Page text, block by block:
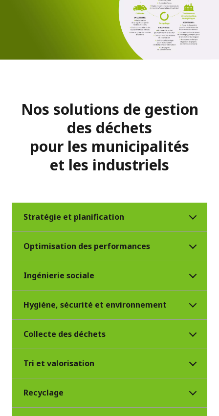
Le schéma complet
déchets :
PDF
Brochure - Gestion des
déchets (244.6 Ko)
Nos solutions de gestion
des déchets
pour les municipalités
et les industriels
Stratégie et planification
Optimisation des performances
Ingénierie sociale
Hygiène, sécurité et environnement
Collecte des déchets
Tri et valorisation
Recyclage